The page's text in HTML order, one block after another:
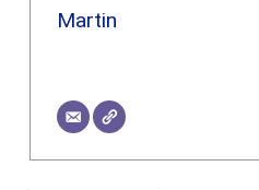
Martin